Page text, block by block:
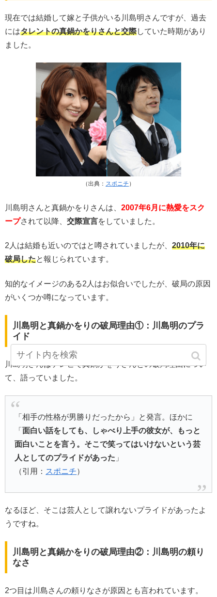
現在では結婚して嫁と子供がいる川島明さんですが、過去
にはタレントの真鍋かをりさんと交際していた時期があり
ました。
（出典： スポニチ ）
川島明さんと真鍋かをりさんは、 2007年6月に熱愛をスク
ープされて以降、 交際宣言をしていました。
2人は結婚も近いのではと噂されていましたが、 2010年に
破局したと報じられています。
知的なイメージのある2人はお似合いでしたが、破局の原因
がいくつか噂になっています。
川島明と真鍋かをりの破局理由①：川島明のプラ
イド
川島明さんはテレビで真鍋かをりさんとの破局理由につい
て、語っていました。
「相手の性格が男勝りだったから」と発言。ほかに
「面白い話をしても、しゃべり上手の彼女が、もっと
面白いことを言う。そこで笑ってはいけないという芸
人としてのプライドがあった 」
（引用： スポニチ）
なるほど、そこは芸人として譲れないプライドがあったよ
うですね。
川島明と真鍋かをりの破局理由②：川島明の頼り
なさ
2つ目は川島さんの頼りなさが原因とも言われています。